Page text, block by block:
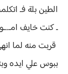
الطين بلة فـ
ـ كنت خايف
قربت منه لما
ببوس علي ايده